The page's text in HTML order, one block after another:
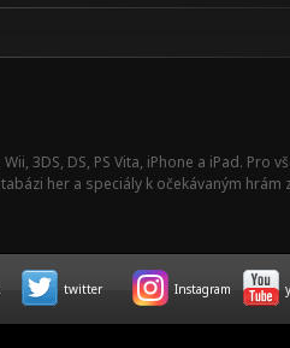
3DS, DS, PS Vita, iPhone a iPad. Pro
her a speciály k očekávaným hrám
twitter Instagram